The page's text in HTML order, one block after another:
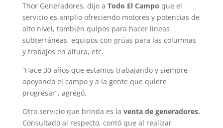
Thor Generadores, dijo a Todo El Campo que el
servicio es amplio ofreciendo motores y potencias de
alto nivel, también quipos para hacer líneas
subterráneas, equipos con grúas para las columnas
y trabajos en altura, etc.
“Hace 30 años que estamos trabajando y siempre
apoyando el campo y a la gente que quiere
progresar”, agregó.
Otro servicio que brinda es la venta de generadores.
Consultado al respecto, contó que al realizar